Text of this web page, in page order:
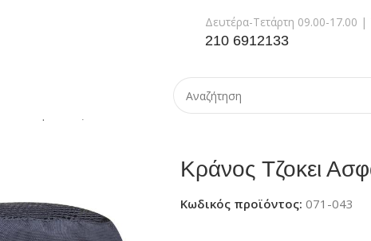
Δευτέρα-Τετάρτη 09.00-17.00
210 6912133
Κράνος Τζοκει
Κωδικός προϊόντος: 071-043